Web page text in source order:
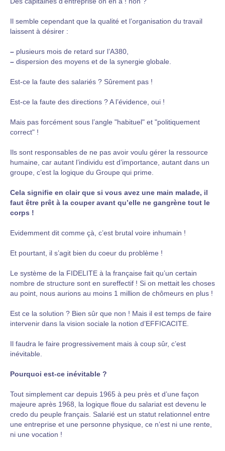
Il semble cependant que la qualité et l’organisation du travail
laissent à désirer :
– plusieurs mois de retard sur l’A380,
– dispersion des moyens et de la synergie globale.
Est-ce la faute des salariés ? Sûrement pas !
Est-ce la faute des directions ? A l’évidence, oui !
Mais pas forcément sous l’angle "habituel" et "politiquement
correct" !
Ils sont responsables de ne pas avoir voulu gérer la ressource
humaine, car autant l’individu est d’importance, autant dans un
groupe, c’est la logique du Groupe qui prime.
Cela signifie en clair que si vous avez une main malade, il
faut être prêt à la couper avant qu’elle ne gangrène tout le
corps !
Evidemment dit comme çà, c’est brutal voire inhumain !
Et pourtant, il s’agit bien du coeur du problème !
Le système de la FIDELITE à la française fait qu’un certain
nombre de structure sont en sureffectif ! Si on mettait les choses
au point, nous aurions au moins 1 million de chômeurs en plus !
Est ce la solution ? Bien sûr que non ! Mais il est temps de faire
intervenir dans la vision sociale la notion d’EFFICACITE.
Il faudra le faire progressivement mais à coup sûr, c’est
inévitable.
Pourquoi est-ce inévitable ?
Tout simplement car depuis 1965 à peu près et d’une façon
majeure après 1968, la logique floue du salariat est devenu le
credo du peuple français. Salarié est un statut relationnel entre
une entreprise et une personne physique, ce n’est ni une rente,
ni une vocation !